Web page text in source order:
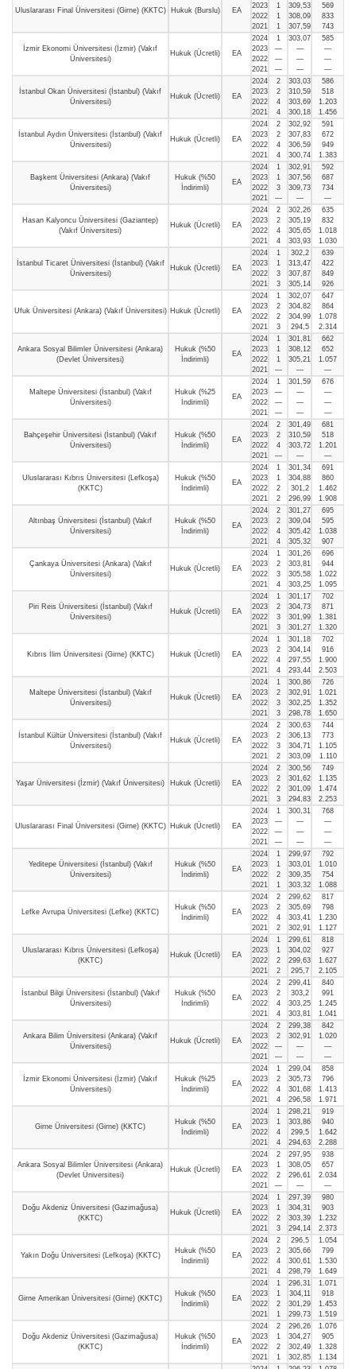
Uluslararası Final Üniversitesi (Girne) (KKTC) Hukuk (Burslu) EA
2023
2022
2021
1
1
1
309,53
308,09
307,59
569
833
743
İzmir Ekonomi Üniversitesi (İzmir) (Vakıf
Üniversitesi)
Hukuk (Ücretli) EA
2024
2023
2022
2021
1
—
—
—
303,07
—
—
—
585
—
—
—
İstanbul Okan Üniversitesi (İstanbul) (Vakıf
Üniversitesi)
Hukuk (Ücretli) EA
2024
2023
2022
2021
2
2
4
4
303,03
310,59
303,69
300,18
586
518
1.203
1.456
İstanbul Aydın Üniversitesi (İstanbul) (Vakıf
Üniversitesi)
Hukuk (Ücretli) EA
2024
2023
2022
2021
2
2
4
4
302,92
307,83
306,59
300,74
591
672
949
1.383
Başkent Üniversitesi (Ankara) (Vakıf
Üniversitesi)
Hukuk (%50
İndirimli)
EA
2024
2023
2022
2021
1
1
3
—
302,91
307,56
309,73
—
592
687
734
—
Hasan Kalyoncu Üniversitesi (Gaziantep)
(Vakıf Üniversitesi)
Hukuk (Ücretli) EA
2024
2023
2022
2021
2
2
4
4
302,26
305,19
305,65
303,93
635
832
1.018
1.030
İstanbul Ticaret Üniversitesi (İstanbul) (Vakıf
Üniversitesi)
Hukuk (Ücretli) EA
2024
2023
2022
2021
1
1
3
3
302,2
313,47
307,87
305,14
639
422
849
926
Ufuk Üniversitesi (Ankara) (Vakıf Üniversitesi) Hukuk (Ücretli) EA
2024
2023
2022
2021
1
2
2
3
302,07
304,82
304,99
294,5
647
864
1.078
2.314
Ankara Sosyal Bilimler Üniversitesi (Ankara)
(Devlet Üniversitesi)
Hukuk (%50
İndirimli)
EA
2024
2023
2022
2021
1
1
1
—
301,81
308,12
305,21
—
662
652
1.057
—
Maltepe Üniversitesi (İstanbul) (Vakıf
Üniversitesi)
Hukuk (%25
İndirimli)
EA
2024
2023
2022
2021
1
—
—
—
301,59
—
—
—
676
—
—
—
Bahçeşehir Üniversitesi (İstanbul) (Vakıf
Üniversitesi)
Hukuk (%50
İndirimli)
EA
2024
2023
2022
2021
2
2
4
—
301,49
310,59
303,72
—
681
518
1.201
—
Uluslararası Kıbrıs Üniversitesi (Lefkoşa)
(KKTC)
Hukuk (%50
İndirimli)
EA
2024
2023
2022
2021
1
1
2
2
301,34
304,88
301,2
296,99
691
860
1.462
1.908
Altınbaş Üniversitesi (İstanbul) (Vakıf
Üniversitesi)
Hukuk (%50
İndirimli)
EA
2024
2023
2022
2021
2
2
4
4
301,27
309,04
305,42
305,32
695
595
1.038
907
Çankaya Üniversitesi (Ankara) (Vakıf
Üniversitesi)
Hukuk (Ücretli) EA
2024
2023
2022
2021
1
2
3
4
301,26
303,81
305,58
303,25
696
944
1.022
1.095
Piri Reis Üniversitesi (İstanbul) (Vakıf
Üniversitesi)
Hukuk (Ücretli) EA
2024
2023
2022
2021
1
2
3
3
301,17
304,73
301,99
301,27
702
871
1.381
1.320
Kıbrıs İlim Üniversitesi (Girne) (KKTC) Hukuk (Ücretli) EA
2024
2023
2022
2021
1
2
4
4
301,18
304,14
297,55
293,44
702
916
1.900
2.503
Maltepe Üniversitesi (İstanbul) (Vakıf
Üniversitesi)
Hukuk (Ücretli) EA
2024
2023
2022
2021
1
2
3
3
300,86
302,91
302,25
298,78
726
1.021
1.352
1.650
İstanbul Kültür Üniversitesi (İstanbul) (Vakıf
Üniversitesi)
Hukuk (Ücretli) EA
2024
2023
2022
2021
2
2
3
2
300,63
306,13
304,71
303,09
744
773
1.105
1.110
Yaşar Üniversitesi (İzmir) (Vakıf Üniversitesi) Hukuk (Ücretli) EA
2024
2023
2022
2021
2
2
2
3
300,56
301,62
301,09
294,83
749
1.135
1.474
2.253
Uluslararası Final Üniversitesi (Girne) (KKTC) Hukuk (Ücretli) EA
2024
2023
2022
2021
1
—
—
—
300,31
—
—
—
768
—
—
—
Yeditepe Üniversitesi (İstanbul) (Vakıf
Üniversitesi)
Hukuk (%50
İndirimli)
EA
2024
2023
2022
2021
1
1
2
1
299,97
303,01
309,35
303,32
792
1.010
754
1.088
Lefke Avrupa Üniversitesi (Lefke) (KKTC)
Hukuk (%50
İndirimli)
EA
2024
2023
2022
2021
2
2
4
2
299,62
305,69
303,41
302,91
817
798
1.230
1.127
Uluslararası Kıbrıs Üniversitesi (Lefkoşa)
(KKTC)
Hukuk (Ücretli) EA
2024
2023
2022
2021
1
1
2
2
299,61
304,02
299,63
295,7
818
927
1.627
2.105
İstanbul Bilgi Üniversitesi (İstanbul) (Vakıf
Üniversitesi)
Hukuk (%50
İndirimli)
EA
2024
2023
2022
2021
2
2
4
4
299,41
303,2
303,25
303,81
840
991
1.245
1.041
Ankara Bilim Üniversitesi (Ankara) (Vakıf
Üniversitesi)
Hukuk (Ücretli) EA
2024
2023
2022
2021
2
2
—
—
299,38
302,91
—
—
842
1.020
—
—
İzmir Ekonomi Üniversitesi (İzmir) (Vakıf
Üniversitesi)
Hukuk (%25
İndirimli)
EA
2024
2023
2022
2021
1
2
4
4
299,04
305,73
301,68
296,58
858
796
1.413
1.971
Girne Üniversitesi (Girne) (KKTC)
Hukuk (%50
İndirimli)
EA
2024
2023
2022
2021
1
1
4
4
298,21
303,86
299,5
294,63
919
940
1.642
2.288
Ankara Sosyal Bilimler Üniversitesi (Ankara)
(Devlet Üniversitesi)
Hukuk (Ücretli) EA
2024
2023
2022
2021
2
1
2
—
297,95
308,05
296,61
—
938
657
2.034
—
Doğu Akdeniz Üniversitesi (Gazimağusa)
(KKTC)
Hukuk (Ücretli) EA
2024
2023
2022
2021
1
1
2
3
297,39
304,31
303,39
294,14
980
903
1.232
2.373
Yakın Doğu Üniversitesi (Lefkoşa) (KKTC)
Hukuk (%50
İndirimli)
EA
2024
2023
2022
2021
2
2
4
4
296,5
305,66
300,61
298,79
1.054
799
1.530
1.649
Girne Amerikan Üniversitesi (Girne) (KKTC)
Hukuk (%50
İndirimli)
EA
2024
2023
2022
2021
1
1
2
1
296,31
304,11
301,29
299,73
1.071
918
1.453
1.519
Doğu Akdeniz Üniversitesi (Gazimağusa)
(KKTC)
Hukuk (%50
İndirimli)
EA
2024
2023
2022
2021
2
1
2
1
296,26
304,27
302,49
302,85
1.076
905
1.328
1.134